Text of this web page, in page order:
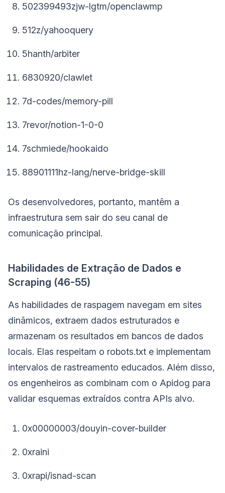
502399493zjw-lgtm/openclawmp
512z/yahooquery
5hanth/arbiter
6830920/clawlet
7d-codes/memory-pill
7revor/notion-1-0-0
7schmiede/hookaido
88901111hz-lang/nerve-bridge-skill
Os desenvolvedores, portanto, mantêm a
infraestrutura sem sair do seu canal de
comunicação principal.
Habilidades de Extração de Dados e
Scraping (46-55)
As habilidades de raspagem navegam em sites
dinâmicos, extraem dados estruturados e
armazenam os resultados em bancos de dados
locais. Elas respeitam o robots.txt e implementam
intervalos de rastreamento educados. Além disso,
os engenheiros as combinam com o Apidog para
validar esquemas extraídos contra APIs alvo.
0x00000003/douyin-cover-builder
0xraini
0xrapi/isnad-scan